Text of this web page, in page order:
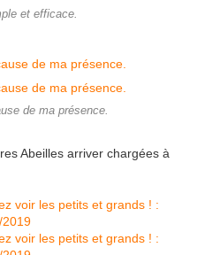
et efficace.
de ma présence.
Abeilles arriver chargées à